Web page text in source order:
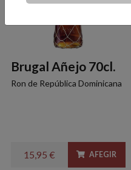
Brugal Añejo 70cl.
Ron de República Dominicana
15,95 € AFEGIR